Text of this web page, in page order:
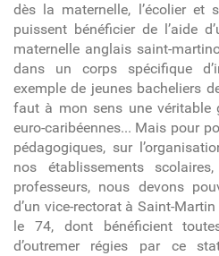
dès la maternelle, l’écolier et
puissent bénéficier de l’aide
maternelle anglais saint-
dans un corps spécifique
exemple de jeunes bacheliers
faut à mon sens une véritable
euro-caribéennes... Mais pour
pédagogiques, sur
nos établissements
professeurs, nous devons
d’un vice-rectorat à Saint-
le 74, dont bénéficient
d’outremer régies par ce